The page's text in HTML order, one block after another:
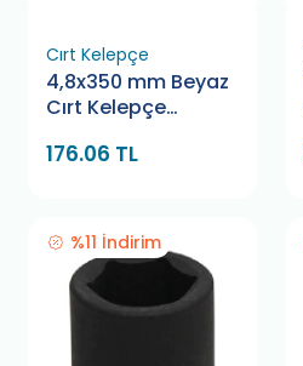
Cırt Kelepçe
4,8x350 mm Beyaz
Cırt Kelepçe
176.06 TL
%11 İndirim